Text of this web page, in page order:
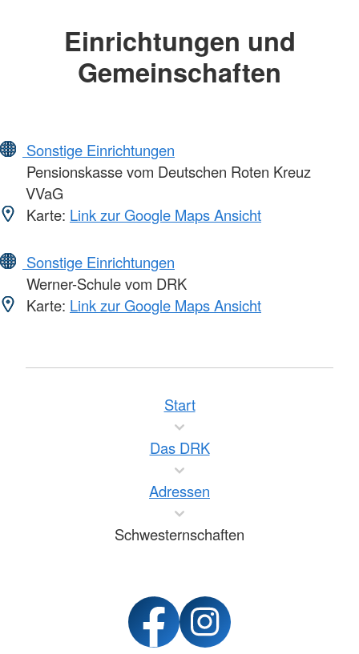
Einrichtungen und
Gemeinschaften
Sonstige Einrichtungen
Pensionskasse vom Deutschen Roten Kreuz
VVaG
Karte: Link zur Google Maps Ansicht
Sonstige Einrichtungen
Werner-Schule vom DRK
Karte: Link zur Google Maps Ansicht
Start
Das DRK
Adressen
Schwesternschaften